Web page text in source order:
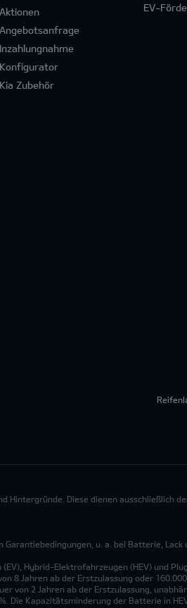
Aktionen
Angebotsanfrage
Inzahlungnahme
Konfigurator
Kia Zubehör
EV-
Diese dienen ausschließlich
u. a. bei Batterie, Lack
Hybrid-Elektrofahrzeugen (HEV) und
8 Jahren ab der Erstzulassung oder
von 2 Jahren ab der Erstzulassung,
Die Kapazitätsminderung der Batterie in